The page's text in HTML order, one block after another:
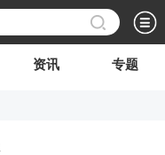
资讯 专题